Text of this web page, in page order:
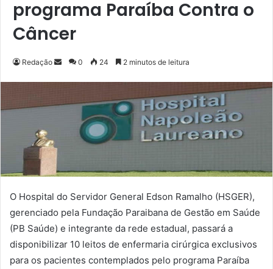
programa Paraíba Contra o
Câncer
Redação
d
-
m
a
0 24 2 minutos de leitura
O Hospital do Servidor General Edson Ramalho (HSGER),
gerenciado pela Fundação Paraibana de Gestão em Saúde
(PB Saúde) e integrante da rede estadual, passará a
disponibilizar 10 leitos de enfermaria cirúrgica exclusivos
para os pacientes contemplados pelo programa Paraíba